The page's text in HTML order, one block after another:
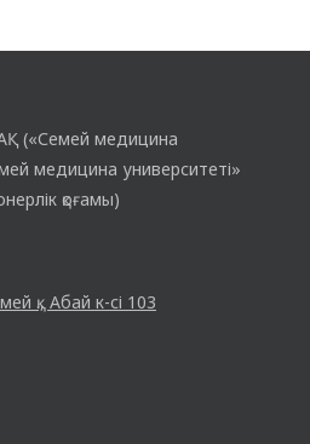
(«Семей медицина
медицина университеті»
қоғамы)
қ., Абай к-сі 103